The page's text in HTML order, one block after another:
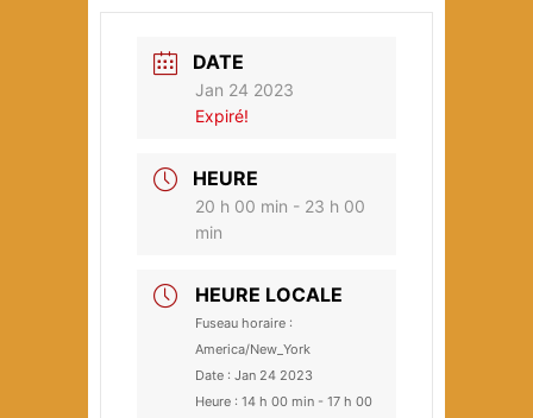
DATE
Jan 24 2023
Expiré!
HEURE
20 h 00 min - 23 h 00
min
HEURE LOCALE
Fuseau horaire :
America/New_York
Date : Jan 24 2023
Heure : 14 h 00 min - 17 h 00